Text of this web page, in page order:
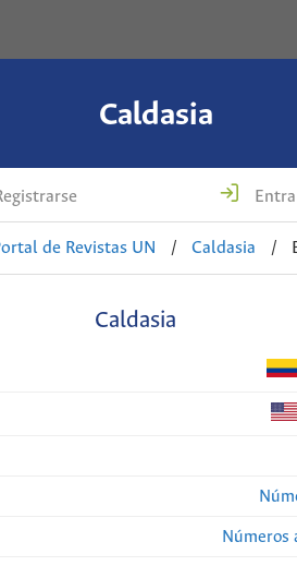
Caldasia
de Revistas UN / Caldasia /
Caldasia
Números